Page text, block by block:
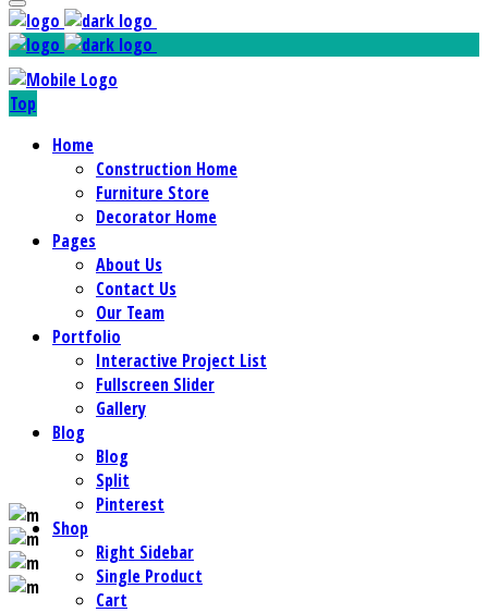
Top
Home
Construction Home
Furniture Store
Decorator Home
Pages
About Us
Contact Us
Our Team
Portfolio
Interactive Project List
Fullscreen Slider
Gallery
Blog
Blog
Split
Pinterest
Shop
Right Sidebar
Single Product
Cart